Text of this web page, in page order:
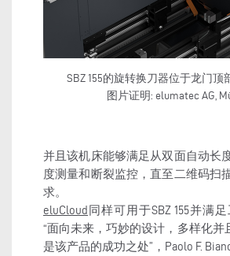
SBZ 155的旋转换刀器位于龙门顶
图片证明: elumatec AG,
并且该机床能够满足从双面自动长
度测量和断裂监控，直至二维码扫
求。
eluCloud 同样可用于SBZ 155并满足
“面向未来，巧妙的设计，多样化并
是该产品的成功之处” ， Paolo F.